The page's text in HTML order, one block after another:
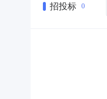
招投标 0